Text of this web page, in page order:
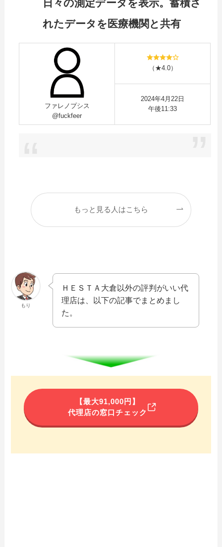
日々の測定データを表示。蓄積さ
れたデータを医療機関と共有
ファレノプシス
@fuckfeer
（★4.0）
2024年4月22日
午後11:33
もっと見る人はこちら
もり
ＨＥＳＴＡ大倉以外の評判がいい代
理店は、以下の記事でまとめまし
た。
【最大91,000円】
代理店の窓口チェック